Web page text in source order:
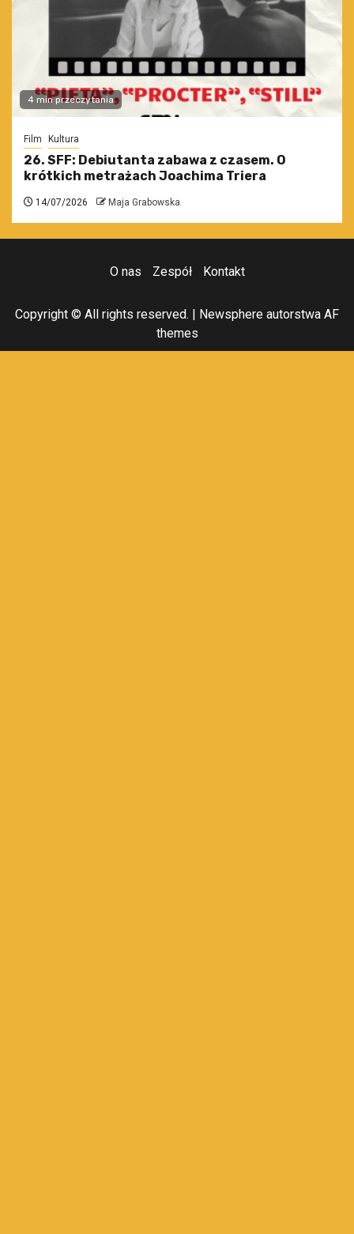
4 min przeczytania
Film Kultura
26. SFF: Debiutanta zabawa z czasem. O
krótkich metrażach Joachima Triera
14/07/2026 Maja Grabowska
O nas Zespół Kontakt
Copyright © All rights reserved. | Newsphere autorstwa AF
themes